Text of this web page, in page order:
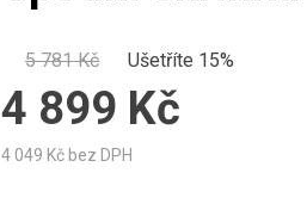
5 781Kč Ušetříte 15%
4 899 Kč
4 049 Kč bez DPH